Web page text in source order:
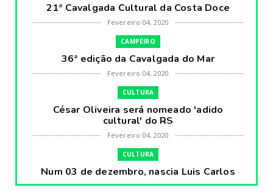
21ª Cavalgada Cultural da Costa Doce
Fevereiro 04, 2020
CAMPEIRO
36ª edição da Cavalgada do Mar
Fevereiro 04, 2020
CULTURA
César Oliveira será nomeado 'adido
cultural' do RS
Fevereiro 04, 2020
CULTURA
Num 03 de dezembro, nascia Luis Carlos
Prestes, o Cavaleiro ...